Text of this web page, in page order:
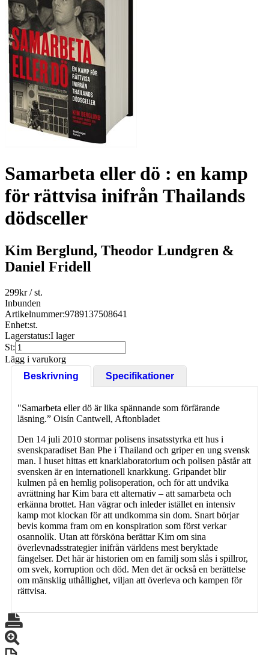
Samarbeta eller dö : en kamp
för rättvisa inifrån Thailands
dödsceller
Kim Berglund, Theodor Lundgren &
Daniel Fridell
299kr/ st.
Inbunden
Artikelnummer:9789137508641
Enhet:st.
Lagerstatus:I lager
St:
Lägg i varukorg
Beskrivning
Specifikationer
"Samarbeta eller dö är lika spännande som förfärande
läsning.” Oisín Cantwell, Aftonbladet
Den 14 juli 2010 stormar polisens insatsstyrka ett hus i
svenskparadiset Ban Phe i Thailand och griper en ung svensk
man. I huset hittas ett knarklaboratorium och polisen påstår att
svensken är en internationell knarkkung. Gripandet blir
kulmen på en hemlig polisoperation, och för att undvika
avrättning har Kim bara ett alternativ – att samarbeta och
erkänna brottet. Han vägrar och inleder istället en intensiv
kamp mot klockan för att undkomma sin dom. Snart börjar
bevis komma fram om en konspiration som först verkar
osannolik. Utan att försköna berättar Kim om sina
överlevnadsstrategier inifrån världens mest beryktade
fängelser. Det här är historien om en familj som slås i spillror,
om svek, korruption och död. Men det är också en berättelse
om mänsklig uthållighet, viljan att överleva och kampen för
rättvisa.